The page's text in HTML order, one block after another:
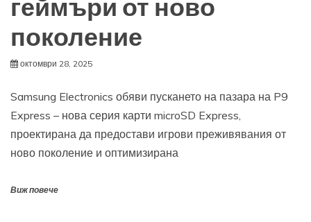
геймъри от ново
поколение
октомври 28, 2025
Samsung Electronics обяви пускането на пазара на P9
Express – нова серия карти microSD Express,
проектирана да предостави игрови преживявания от
ново поколение и оптимизирана
Виж повече